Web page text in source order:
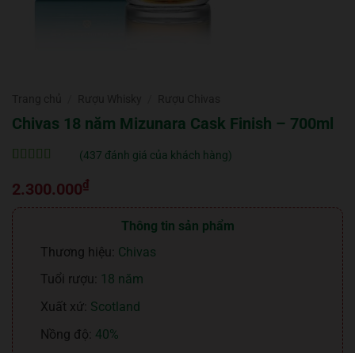
Chivas 18 năm Mizunara Cask Finish – 700ml
trênđánh
giá
(437 đánh giá của khách hàng)
2.300.000₫
Thông tin sản phẩm
Thương hiệu: Chivas
Tuổi rượu: 18 năm
Xuất xứ: Scotland
Nồng độ: 40%